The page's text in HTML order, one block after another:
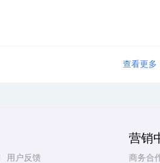
查看更多
用户反馈
营销
商务合